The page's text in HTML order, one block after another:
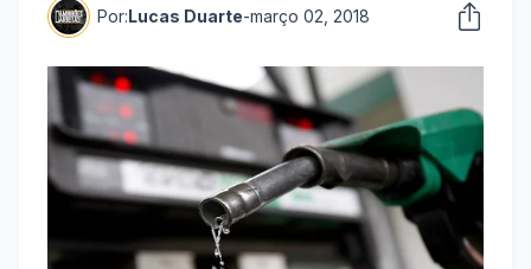
Por:Lucas Duarte-março 02, 2018